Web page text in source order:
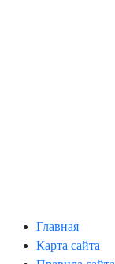
Главная
Карта сайта